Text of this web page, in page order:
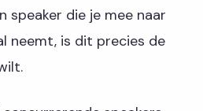
speaker die je mee naar
neemt, is dit precies de